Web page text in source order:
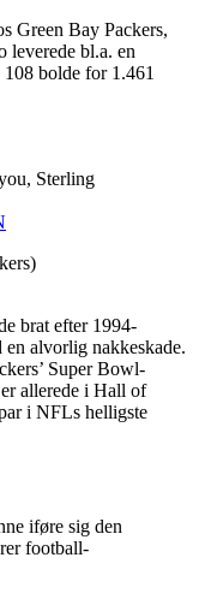
Green Bay Packers,
leverede bl.a. en
bolde for 1.461
Sterling
brat efter 1994-
alvorlig nakkeskade.
Super Bowl-
allerede i Hall of
i NFLs helligste
iføre sig den
football-